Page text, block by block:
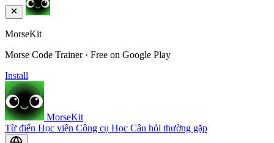
MorseKit
Morse Code Trainer · Free on Google Play
Install
MorseKit
Từ điển Học viện Công cụ Học Câu hỏi thường gặp